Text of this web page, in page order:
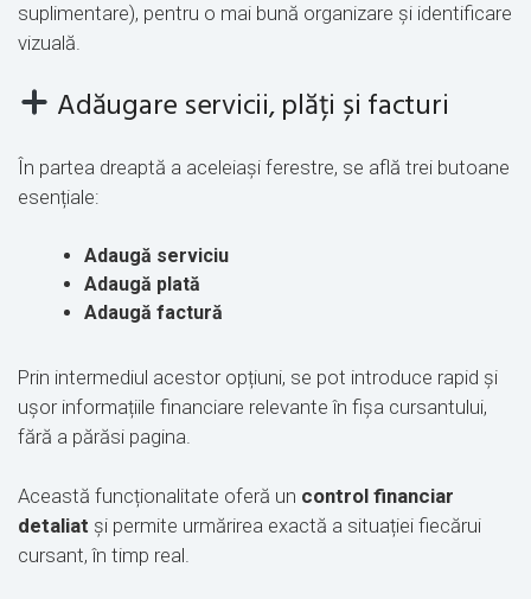
suplimentare), pentru o mai bună organizare și identificare
vizuală.
Adăugare servicii, plăți și facturi
În partea dreaptă a aceleiași ferestre, se află trei butoane
esențiale:
Adaugă serviciu
Adaugă plată
Adaugă factură
Prin intermediul acestor opțiuni, se pot introduce rapid și
ușor informațiile financiare relevante în fișa cursantului,
fără a părăsi pagina.
Această funcționalitate oferă un control financiar
detaliat și permite urmărirea exactă a situației fiecărui
cursant, în timp real.